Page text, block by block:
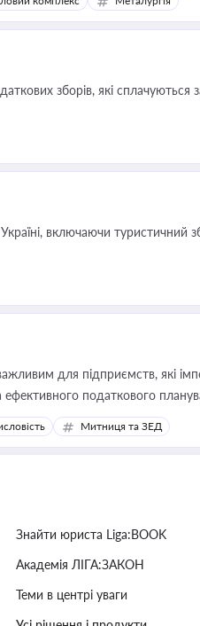
зборів, які сплачуються
включаючи туристичний
для підприємств, які
податкового
Митниця та ЗЕД
Знайти юриста Liga:BOOK
Академія ЛІГА:ЗАКОН
Теми в центрі уваги